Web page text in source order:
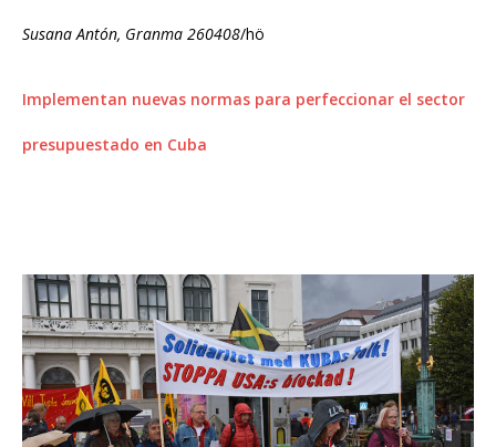
Susana Antón, Granma 260408/hö
Implementan nuevas normas para perfeccionar el sector
presupuestado en Cuba